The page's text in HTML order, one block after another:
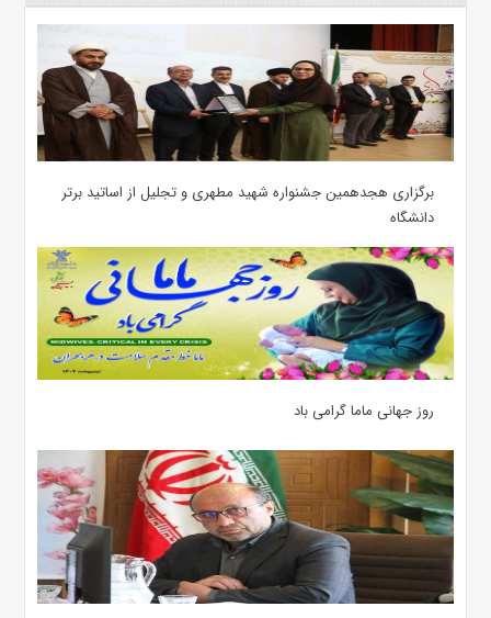
برگزاری هجدهمین جشنواره شهید مطهری و تجلیل از اساتید برتر
دانشگاه
روز جهانی ماما گرامی باد